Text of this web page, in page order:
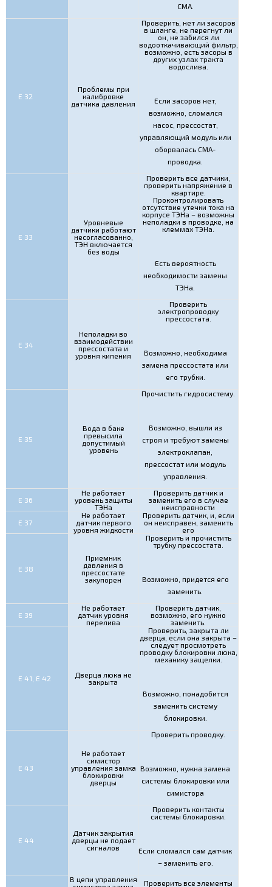
СМА.
Е 32
Проблемы при
калибровке
датчика давления
Проверить, нет ли засоров
в шланге, не перегнут ли
он, не забился ли
водооткачивающий фильтр,
возможно, есть засоры в
других узлах тракта
водослива.
Если засоров нет,
возможно, сломался
насос, прессостат,
управляющий модуль или
оборвалась СМА-
проводка.
Е 33
Уровневые
датчики работают
несогласованно,
ТЭН включается
без воды
Проверить все датчики,
проверить напряжение в
квартире.
Проконтролировать
отсутствие утечки тока на
корпусе ТЭНа – возможны
неполадки в проводке, на
клеммах ТЭНа.
Есть вероятность
необходимости замены
ТЭНа.
Е 34
Неполадки во
взаимодействии
прессостата и
уровня кипения
Проверить
электропроводку
прессостата.
Возможно, необходима
замена прессостата или
его трубки.
Е 35
Вода в баке
превысила
допустимый
уровень
Прочистить гидросистему.
Возможно, вышли из
строя и требуют замены
электроклапан,
прессостат или модуль
управления.
Е 36
Не работает
уровень защиты
ТЭНа
Проверить датчик и
заменить его в случае
неисправности
Е 37
Не работает
датчик первого
уровня жидкости
Проверить датчик, и, если
он неисправен, заменить
его
Е 38
Приемник
давления в
прессостате
закупорен
Проверить и прочистить
трубку прессостата.
Возможно, придется его
заменить.
Е 39
Не работает
датчик уровня
перелива
Проверить датчик,
возможно, его нужно
заменить.
Е 41, Е 42
Дверца люка не
закрыта
Проверить, закрыта ли
дверца, если она закрыта –
следует просмотреть
проводку блокировки люка,
механику защелки.
Возможно, понадобится
заменить систему
блокировки.
Е 43
Не работает
симистор
управления замка
блокировки
дверцы
Проверить проводку.
Возможно, нужна замена
системы блокировки или
симистора
Е 44
Датчик закрытия
дверцы не подает
сигналов
Проверить контакты
системы блокировки.
Если сломался сам датчик
– заменить его.
В цепи управления
Проверить все элементы